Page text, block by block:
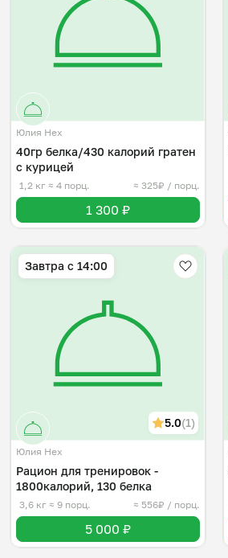
Юлия Нех
40гр белка/430 калорий гратен
с курицей
1,2 кг ≈ 4 порц. ≈ 325₽ / порц.
1 300 ₽
Завтра c 14:00
5.0(1)
Юлия Нех
Рацион для тренировок -
1800калорий, 130 белка
3,6 кг ≈ 9 порц. ≈ 556₽ / порц.
5 000 ₽